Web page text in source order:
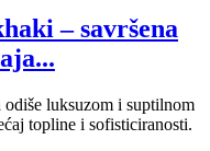
– savršena
luksuzom i suptilnom
topline i sofisticiranosti.